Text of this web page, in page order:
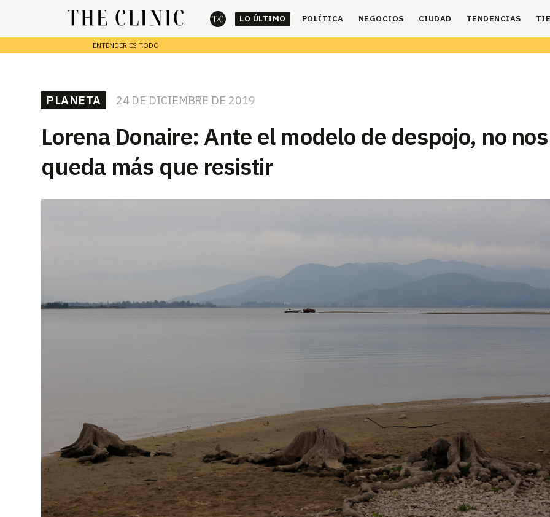
LO ÚLTIMO POLÍTICA NEGOCIOS CIUDAD TENDENCIAS
REPORTAJES
ENTENDER ES TODO
Escribe lo que deseas y presiona enter para buscar
cerrar
PLANETA 24 DE DICIEMBRE DE 2019
Lorena Donaire: Ante el modelo de despojo, no nos
queda más que resistir